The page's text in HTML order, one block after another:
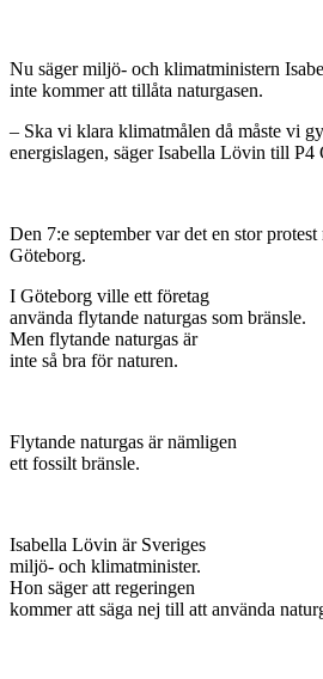
Nu säger miljö- och klimatministern
inte kommer att tillåta naturgasen.
– Ska vi klara klimatmålen då måste vi
energislagen, säger Isabella Lövin till P4
Den 7:e september var det en stor
Göteborg.
I Göteborg ville ett företag
använda flytande naturgas som bränsle.
Men flytande naturgas är
inte så bra för naturen.
Flytande naturgas är nämligen
ett fossilt bränsle.
Isabella Lövin är Sveriges
miljö- och klimatminister.
Hon säger att regeringen
kommer att säga nej till att använda